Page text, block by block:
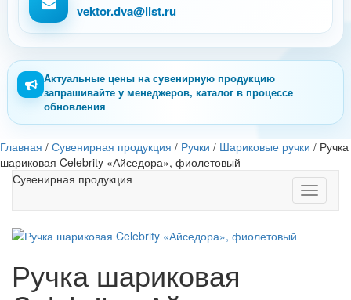
vektor.dva@list.ru
Актуальные цены на сувенирную продукцию
запрашивайте у менеджеров, каталог в процессе
обновления
Главная / Сувенирная продукция / Ручки / Шариковые ручки / Ручка
шариковая Celebrity «Айседора», фиолетовый
Toggle
Сувенирная продукция
Ручка шариковая